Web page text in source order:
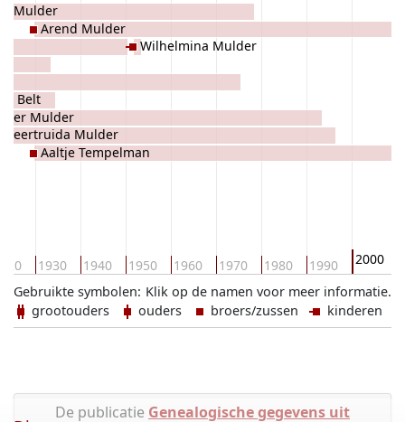
1930 1940 1950 1960 1970 1980 1990 2000
Belt
Mulder
Mulder
Geertruida Mulder
Arend Mulder
Aaltje Tempelman
Wilhelmina Mulder
Klik op de namen voor meer informatie.
Gebruikte symbolen:
grootouders
ouders broers/zussen kinderen
De publicatie Genealogische gegevens uit